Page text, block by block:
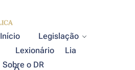
Início
Legislação
Lexionário
Lia
Sobre o DR